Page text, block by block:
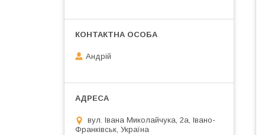
Андрій
вул. Івана Миколайчука, 2а, Івано-
Франківськ, Україна